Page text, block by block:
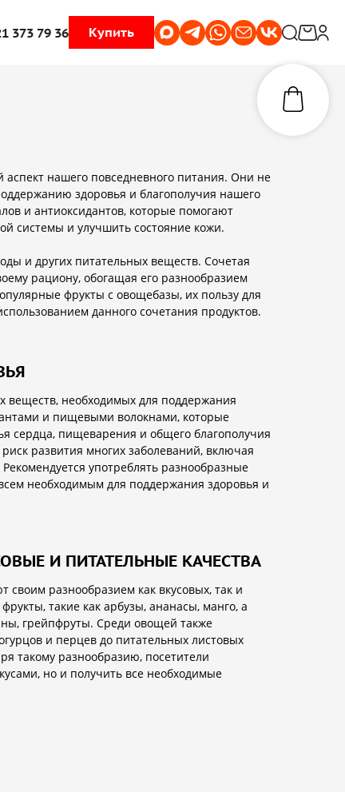
373 79 36 Купить
нашего повседневного питания. Они не
здоровья и благополучия нашего
и антиоксидантов, которые помогают
системы и улучшить состояние кожи.
и других питательных веществ. Сочетая
рациону, обогащая его разнообразием
фрукты с овощебазы, их пользу для
данного сочетания продуктов.
необходимых для поддержания
и пищевыми волокнами, которые
сердца, пищеварения и общего благополучия
развития многих заболеваний, включая
употреблять разнообразные
необходимым для поддержания здоровья и
И ПИТАТЕЛЬНЫЕ КАЧЕСТВА
разнообразием как вкусовых, так и
такие как арбузы, ананасы, манго, а
грейпфруты. Среди овощей также
и перцев до питательных листовых
такому разнообразию, посетители
но и получить все необходимые